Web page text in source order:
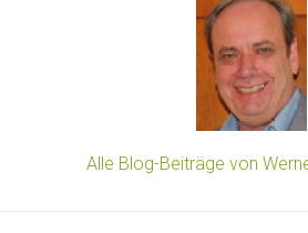
Alle Blog-Beiträge von